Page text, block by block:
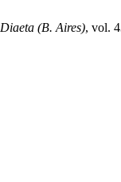
Diaeta (B. Aires), vol.